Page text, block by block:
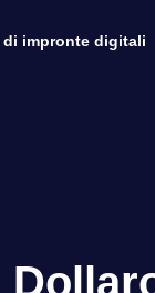
di impronte digitali